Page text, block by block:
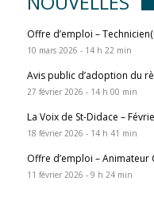
Offre d’emploi –
10 mars 2026 - 14 h 22 min
Avis public d’adoption du
27 février 2026 - 14 h 00 min
La Voix de St-Didace –
18 février 2026 - 14 h 41 min
Offre d’emploi –
11 février 2026 - 9 h 24 min